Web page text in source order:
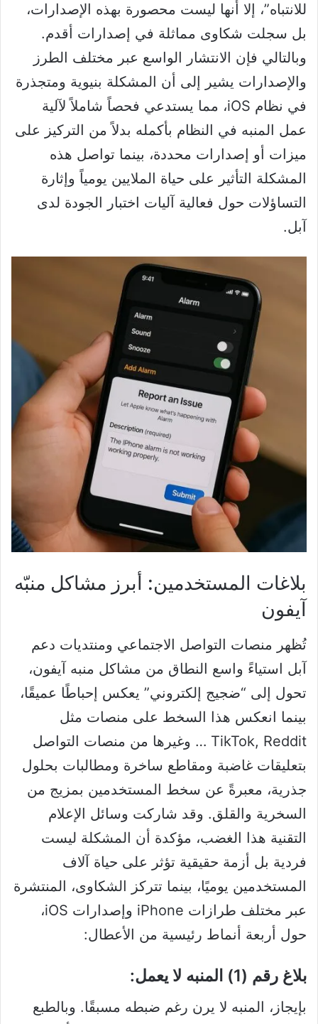
للانتباه”، إلا أنها ليست محصورة بهذه الإصدارات،
بل سجلت شكاوى مماثلة في إصدارات أقدم.
وبالتالي فإن الانتشار الواسع عبر مختلف الطرز
والإصدارات يشير إلى أن المشكلة بنيوية ومتجذرة
في نظام iOS، مما يستدعي فحصاً شاملاً لآلية
عمل المنبه في النظام بأكمله بدلاً من التركيز على
ميزات أو إصدارات محددة، بينما تواصل هذه
المشكلة التأثير على حياة الملايين يومياً وإثارة
التساؤلات حول فعالية آليات اختبار الجودة لدى
آبل.
بلاغات المستخدمين: أبرز مشاكل منبّه
آيفون
تُظهر منصات التواصل الاجتماعي ومنتديات دعم
آبل استياءً واسع النطاق من مشاكل منبه آيفون،
تحول إلى “ضجيج إلكتروني” يعكس إحباطًا عميقًا،
بينما انعكس هذا السخط على منصات مثل
TikTok, Reddit … وغيرها من منصات التواصل
بتعليقات غاضبة ومقاطع ساخرة ومطالبات بحلول
جذرية، معبرةً عن سخط المستخدمين بمزيج من
السخرية والقلق. وقد شاركت وسائل الإعلام
التقنية هذا الغضب، مؤكدة أن المشكلة ليست
فردية بل أزمة حقيقية تؤثر على حياة آلاف
المستخدمين يوميًا، بينما تتركز الشكاوى، المنتشرة
عبر مختلف طرازات iPhone وإصدارات iOS،
حول أربعة أنماط رئيسية من الأعطال:
بلاغ رقم (1) المنبه لا يعمل:
بإيجاز، المنبه لا يرن رغم ضبطه مسبقًا. وبالطبع